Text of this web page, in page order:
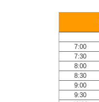
7:00
7:30
8:00
8:30
9:00
9:30